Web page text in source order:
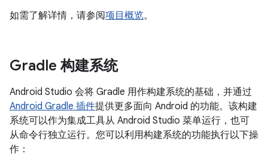
如需了解详情，请参阅项目概览。
Gradle 构建系统
Android Studio 会将 Gradle 用作构建系统的基础，并通过
Android Gradle 插件提供更多面向 Android 的功能。该构建
系统可以作为集成工具从 Android Studio 菜单运行，也可
从命令行独立运行。您可以利用构建系统的功能执行以下操
作：